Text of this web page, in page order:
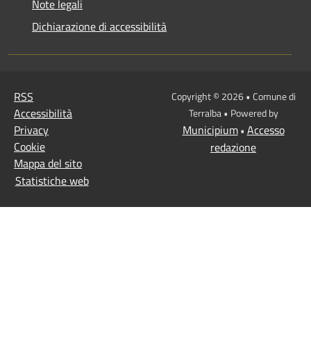
Note legali
Dichiarazione di accessibilità
RSS
Accessibilità
Privacy
Cookie
Mappa del sito
Statistiche web
Copyright © 2026 • Comune di
Terralba • Powered by
Municipium• Accesso
redazione